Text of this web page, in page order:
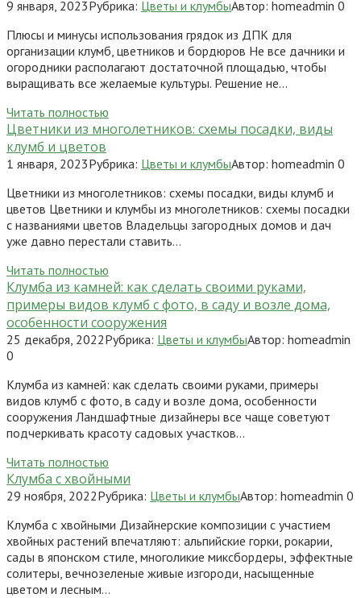
9 января, 2023Рубрика: Цветы и клумбыАвтор: homeadmin 0
Плюсы и минусы использования грядок из ДПК для
организации клумб, цветников и бордюров Не все дачники и
огородники располагают достаточной площадью, чтобы
выращивать все желаемые культуры. Решение не…
Читать полностью
Цветники из многолетников: схемы посадки, виды
клумб и цветов
1 января, 2023Рубрика: Цветы и клумбыАвтор: homeadmin 0
Цветники из многолетников: схемы посадки, виды клумб и
цветов Цветники и клумбы из многолетников: схемы посадки
с названиями цветов Владельцы загородных домов и дач
уже давно перестали ставить…
Читать полностью
Клумба из камней: как сделать своими руками,
примеры видов клумб с фото, в саду и возле дома,
особенности сооружения
25 декабря, 2022Рубрика: Цветы и клумбыАвтор: homeadmin
0
Клумба из камней: как сделать своими руками, примеры
видов клумб с фото, в саду и возле дома, особенности
сооружения Ландшафтные дизайнеры все чаще советуют
подчеркивать красоту садовых участков…
Читать полностью
Клумба с хвойными
29 ноября, 2022Рубрика: Цветы и клумбыАвтор: homeadmin 0
Клумба с хвойными Дизайнерские композиции с участием
хвойных растений впечатляют: альпийские горки, рокарии,
сады в японском стиле, многоликие миксбордеры, эффектные
солитеры, вечнозеленые живые изгороди, насыщенные
цветом и лесным…